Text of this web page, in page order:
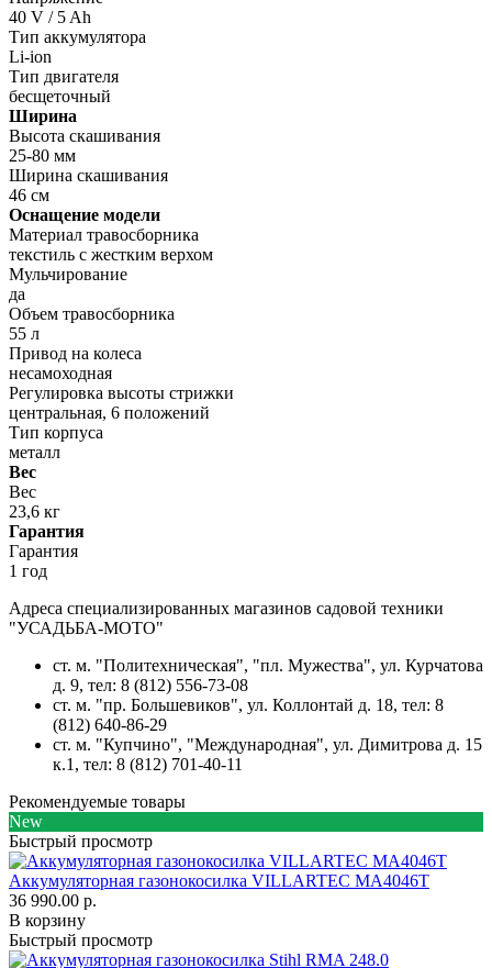
40 V / 5 Ah
Тип аккумулятора
Li-ion
Тип двигателя
бесщеточный
Ширина
Высота скашивания
25-80 мм
Ширина скашивания
46 см
Оснащение модели
Материал травосборника
текстиль с жестким верхом
Мульчирование
да
Объем травосборника
55 л
Привод на колеса
несамоходная
Регулировка высоты стрижки
центральная, 6 положений
Тип корпуса
металл
Вес
Вес
23,6 кг
Гарантия
Гарантия
1 год
Адреса специализированных магазинов садовой техники
"УСАДЬБА-МОТО"
ст. м. "Политехническая", "пл. Мужества", ул. Курчатова
д. 9, тел: 8 (812) 556-73-08
ст. м. "пр. Большевиков", ул. Коллонтай д. 18, тел: 8
(812) 640-86-29
ст. м. "Купчино", "Международная", ул. Димитрова д. 15
к.1 , тел: 8 (812) 701-40-11
Рекомендуемые товары
New
Быстрый просмотр
Аккумуляторная газонокосилка VILLARTEC MA4046T
36 990.00 р.
В корзину
Быстрый просмотр